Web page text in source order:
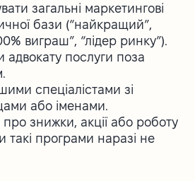
загальні маркетингові
бази (“найкращий”,
виграш”, “лідер ринку”).
послуги поза
спеціалістами зі
або іменами.
знижки, акції або роботу
такі програми наразі не